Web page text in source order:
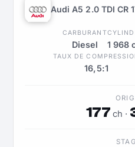
Audi A5 2.0 TDI CR
CARBURANT
Diesel 1 968
TAUX DE
16,5:1
177ch ·